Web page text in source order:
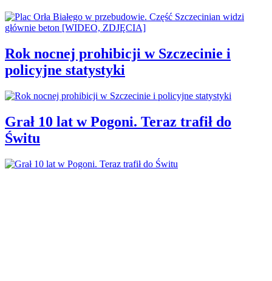
Rok nocnej prohibicji w Szczecinie i
policyjne statystyki
Grał 10 lat w Pogoni. Teraz trafił do
Świtu